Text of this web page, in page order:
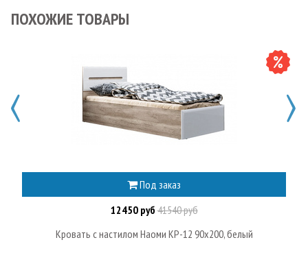
ПОХОЖИЕ ТОВАРЫ
Под заказ
12450 руб41540 руб
Кровать с настилом Наоми КР-12 90х200, белый